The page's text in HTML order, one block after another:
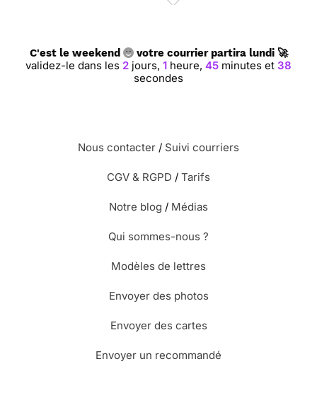
C'est le weekend votre courrier partira lundi 🚀
validez-le dans les 2 jours, 1 heure, 45 minutes et 38
secondes
Nous contacter / Suivi courriers
CGV & RGPD / Tarifs
Notre blog / Médias
Qui sommes-nous ?
Modèles de lettres
Envoyer des photos
Envoyer des cartes
Envoyer un recommandé